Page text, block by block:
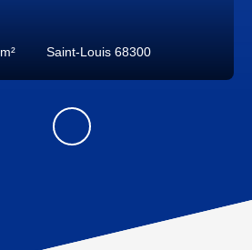
m² Saint-Louis 68300